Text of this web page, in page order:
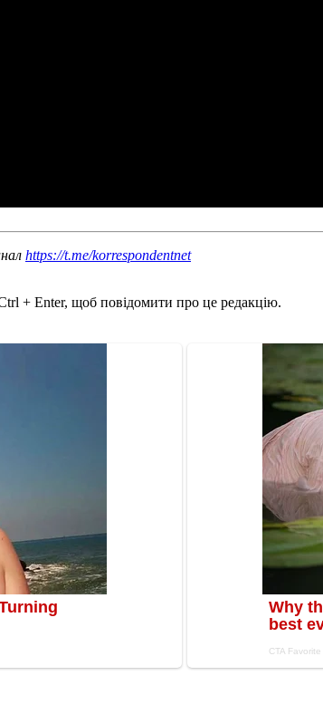
https://t.me/korrespondentnet
+ Enter, щоб повідомити про це редакцію.